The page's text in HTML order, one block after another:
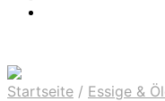
Startseite / Essige &